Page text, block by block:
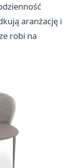
aranżację i
robi na